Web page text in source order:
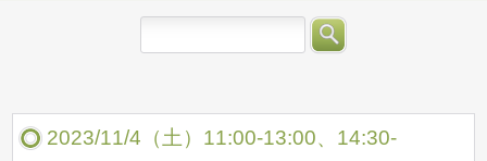
2023/11/4（土）11:00-13:00、14:30-